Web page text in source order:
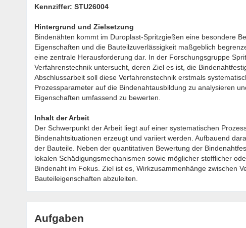
Kennziffer: STU26004
Hintergrund und Zielsetzung
Bindenähten kommt im Duroplast-Spritzgießen eine besondere
Eigenschaften und die Bauteilzuverlässigkeit maßgeblich
eine zentrale Herausforderung dar. In der Forschungsgruppe
Verfahrenstechnik untersucht, deren Ziel es ist, die
Abschlussarbeit soll diese Verfahrenstechnik erstmals
Prozessparameter auf die Bindenahtausbildung zu analysieren
Eigenschaften umfassend zu bewerten.
Inhalt der Arbeit
Der Schwerpunkt der Arbeit liegt auf einer systematischen
Bindenahtsituationen erzeugt und variiert werden. Aufbauend
der Bauteile. Neben der quantitativen Bewertung der
lokalen Schädigungsmechanismen sowie möglicher stofflicher
Bindenaht im Fokus. Ziel ist es, Wirkzusammenhänge zwischen
Bauteileigenschaften abzuleiten.
Aufgaben